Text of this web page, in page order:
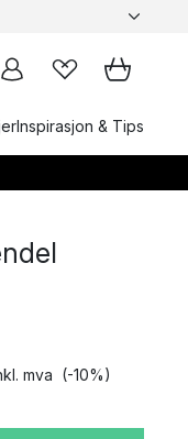
Inspirasjon & Tips
mva (-10%)